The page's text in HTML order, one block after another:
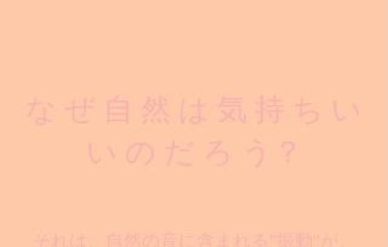
な ぜ 自 然 は 気 持 ち い
い の だ ろ う？
それは、自然の音に含まれる"振動"が、